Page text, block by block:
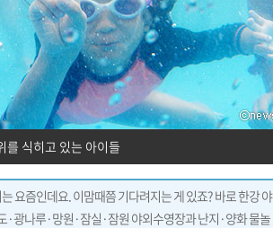
를 식히고 있는 아이들
요즘인데요. 이맘때쯤 기다려지는 게 있죠? 바로 한강 야
광나루·망원·잠실·잠원 야외수영장과 난지·양화 물놀